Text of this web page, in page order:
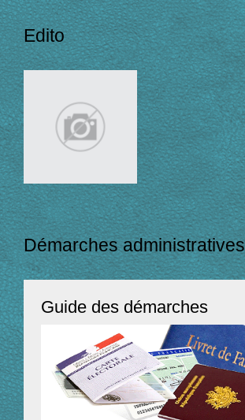
Edito
Démarches administratives
Guide des démarches